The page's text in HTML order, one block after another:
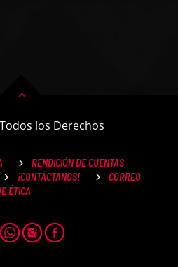
los Derechos
RENDICIÓN DE CUENTAS
¡CONTÁCTANOS!
CORREO
ÉTICA